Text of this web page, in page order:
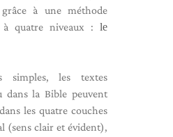
à une méthode
à quatre niveaux : le
simples, les textes
dans la Bible peuvent
les quatre couches
(sens clair et évident),